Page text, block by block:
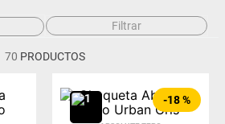
Filtrar
70 PRODUCTOS
-18 %
casco